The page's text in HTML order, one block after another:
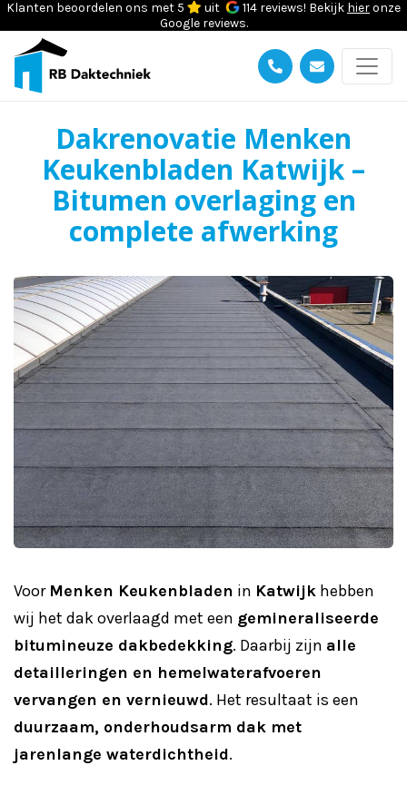
Klanten beoordelen ons met 5 uit 114 reviews! Bekijk hieronze
Google reviews.
Dakrenovatie Menken
Keukenbladen Katwijk –
Bitumen overlaging en
complete afwerking
Voor Menken Keukenbladen in Katwijk hebben
wij het dak overlaagd met een gemineraliseerde
bitumineuze dakbedekking. Daarbij zijn alle
detailleringen en hemelwaterafvoeren
vervangen en vernieuwd. Het resultaat is een
duurzaam, onderhoudsarm dak met
jarenlange waterdichtheid.